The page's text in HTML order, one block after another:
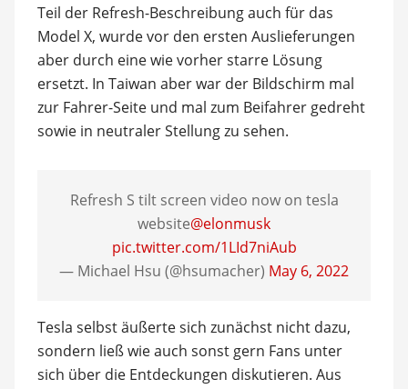
Teil der Refresh-Beschreibung auch für das
Model X, wurde vor den ersten Auslieferungen
aber durch eine wie vorher starre Lösung
ersetzt. In Taiwan aber war der Bildschirm mal
zur Fahrer-Seite und mal zum Beifahrer gedreht
sowie in neutraler Stellung zu sehen.
Refresh S tilt screen video now on tesla
website@elonmusk
pic.twitter.com/1LId7niAub
— Michael Hsu (@hsumacher) May 6, 2022
Tesla selbst äußerte sich zunächst nicht dazu,
sondern ließ wie auch sonst gern Fans unter
sich über die Entdeckungen diskutieren. Aus